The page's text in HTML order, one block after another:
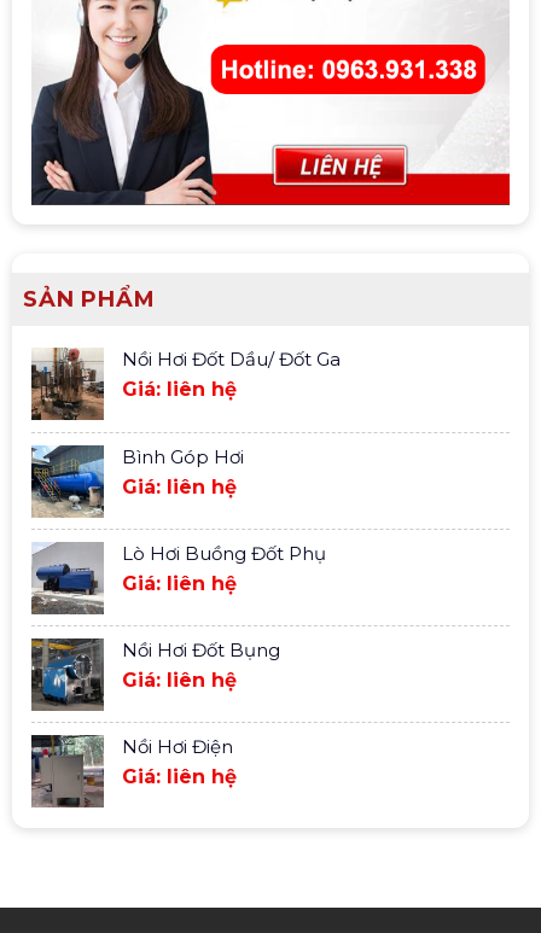
SẢN PHẨM
Nồi Hơi Đốt Dầu/ Đốt Ga
Giá: liên hệ
Bình Góp Hơi
Giá: liên hệ
Lò Hơi Buồng Đốt Phụ
Giá: liên hệ
Nồi Hơi Đốt Bụng
Giá: liên hệ
Nồi Hơi Điện
Giá: liên hệ